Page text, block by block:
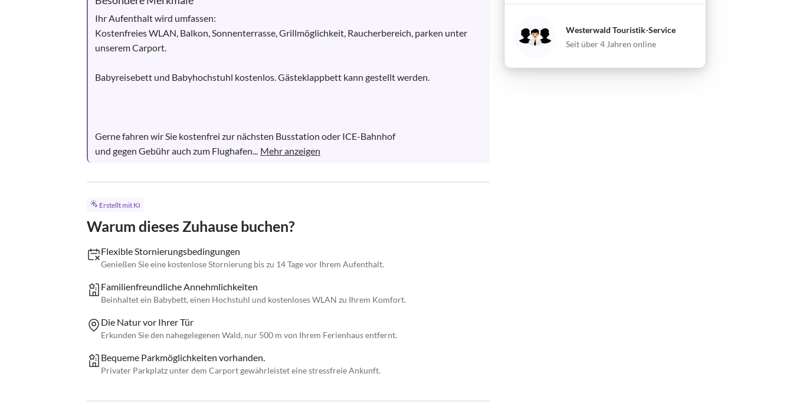
Ihr Aufenthalt wird umfassen:
Kostenfreies WLAN, Balkon, Sonnenterrasse, Grillmöglichkeit, Raucherbereich, parken unter
unserem Carport.
Babyreisebett und Babyhochstuhl kostenlos. Gästeklappbett kann gestellt werden.
Gerne fahren wir Sie kostenfrei zur nächsten Busstation oder ICE-Bahnhof
und gegen Gebühr auch zum Flughafen... Mehr anzeigen
Erstellt mit KI
Warum dieses Zuhause buchen?
Flexible Stornierungsbedingungen
Genießen Sie eine kostenlose Stornierung bis zu 14 Tage vor Ihrem Aufenthalt.
Familienfreundliche Annehmlichkeiten
Beinhaltet ein Babybett, einen Hochstuhl und kostenloses WLAN zu Ihrem Komfort.
Die Natur vor Ihrer Tür
Erkunden Sie den nahegelegenen Wald, nur 500 m von Ihrem Ferienhaus entfernt.
Bequeme Parkmöglichkeiten vorhanden.
Privater Parkplatz unter dem Carport gewährleistet eine stressfreie Ankunft.
Westerwald Touristik-Service
Seit über 4 Jahren online